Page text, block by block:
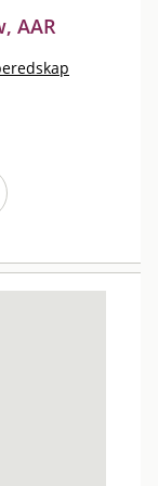
AAR